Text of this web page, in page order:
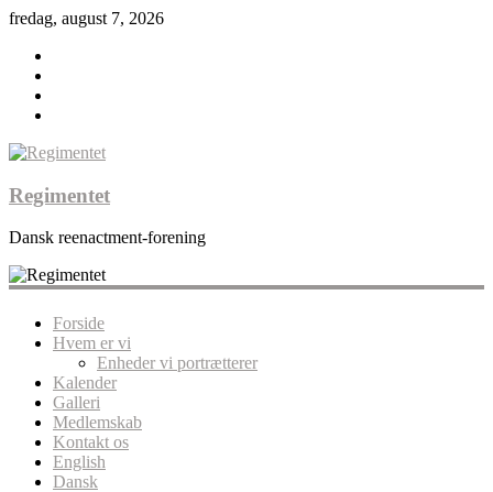
fredag, august 7, 2026
Regimentet
Dansk reenactment-forening
Forside
Hvem er vi
Enheder vi portrætterer
Kalender
Galleri
Medlemskab
Kontakt os
English
Dansk